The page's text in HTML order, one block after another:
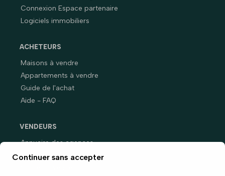
Connexion Espace partenaire
Logiciels immobiliers
ACHETEURS
Maisons à vendre
Appartements à vendre
Guide de l'achat
Aide - FAQ
VENDEURS
Annuaire des agences
Prix immobiliers en France
Continuer sans accepter